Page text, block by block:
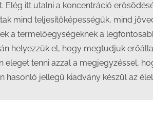
itt utalni a koncentráció
mind teljesítőképességük, mind
a termelőegységeknek a
helyezzük el, hogy megtudjuk
tenni azzal a megjegyzéssel,
jellegű kiadvány készül az